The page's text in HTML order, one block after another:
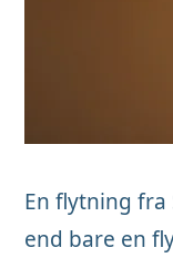
En flytning fra
end bare en